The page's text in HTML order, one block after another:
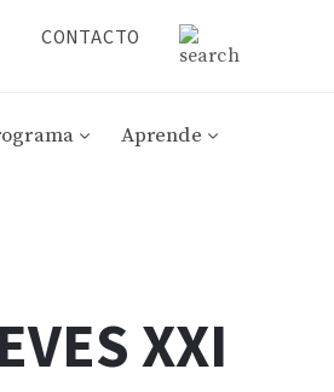
CONTACTO
Aprende
XXI